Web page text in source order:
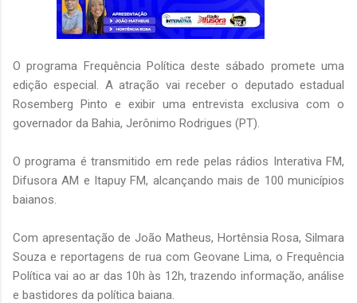
O programa Frequência Política deste sábado promete uma
edição especial. A atração vai receber o deputado estadual
Rosemberg Pinto e exibir uma entrevista exclusiva com o
governador da Bahia, Jerônimo Rodrigues (PT).
O programa é transmitido em rede pelas rádios Interativa FM,
Difusora AM e Itapuy FM, alcançando mais de 100 municípios
baianos.
Com apresentação de João Matheus, Hortênsia Rosa, Silmara
Souza e reportagens de rua com Geovane Lima, o Frequência
Política vai ao ar das 10h às 12h, trazendo informação, análise
e bastidores da política baiana.